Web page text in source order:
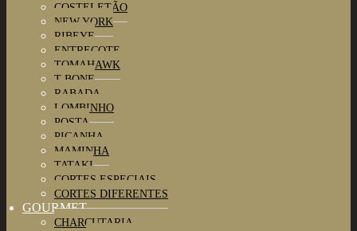
COSTELETÃO
NEW YORK
RIBEYE
ENTRECOTE
TOMAHAWK
T-BONE
RABADA
LOMBINHO
POSTA
PICANHA
MAMINHA
TATAKI
CORTES ESPECIAIS
CORTES DIFERENTES
GOURMET
CHARCUTARIA